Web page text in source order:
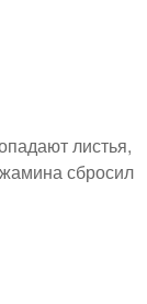
листья,
сбросил